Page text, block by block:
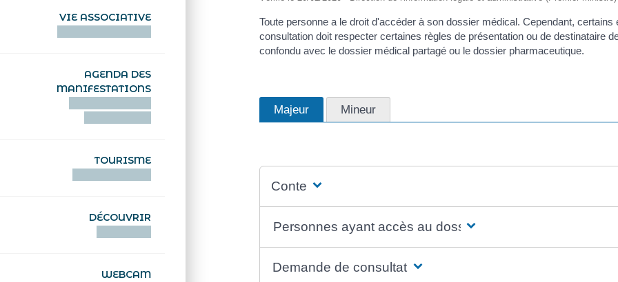
VIE ASSOCIATIVE
AGENDA DES
MANIFESTATIONS
TOURISME
DÉCOUVRIR
WEBCAM
Toute personne a le droit d'accéder à son dossier médical. Cependant,
consultation doit respecter certaines règles de présentation ou de destinataire
confondu avec le dossier médical partagé ou le dossier pharmaceutique.
Majeur Mineur
Contenu
Personnes ayant accès au dossier
Demande de consultation